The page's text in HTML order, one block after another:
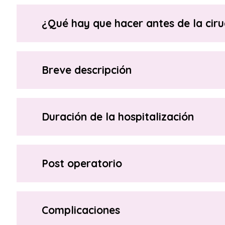
¿Qué hay que hacer antes de la
Breve descripción
Duración de la hospitalización
Post operatorio
Complicaciones